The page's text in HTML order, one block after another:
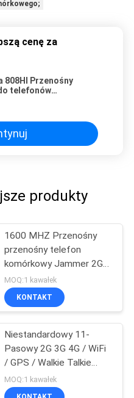
cenę za
808HI Przenośny
telefonów
produkty
1600 MHZ Przenośny
przenośny telefon
komórkowy Jammer 2G
3G 4G WiFi Bluetooth
MOQ:1 kawałek
KONTAKT
Niestandardowy 11-
Pasowy 2G 3G 4G / WiFi
/ GPS / Walkie Talkie
Signal Jammer
Przenośny 60W Wysokiej
MOQ:1 kawałek